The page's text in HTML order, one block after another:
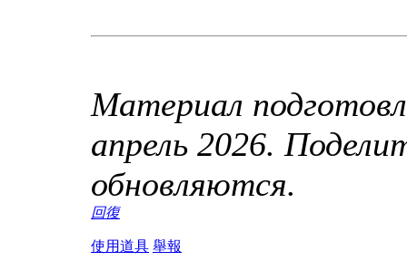
Материал
апрель 2026.
обновляются.
回復
使用道具 舉報